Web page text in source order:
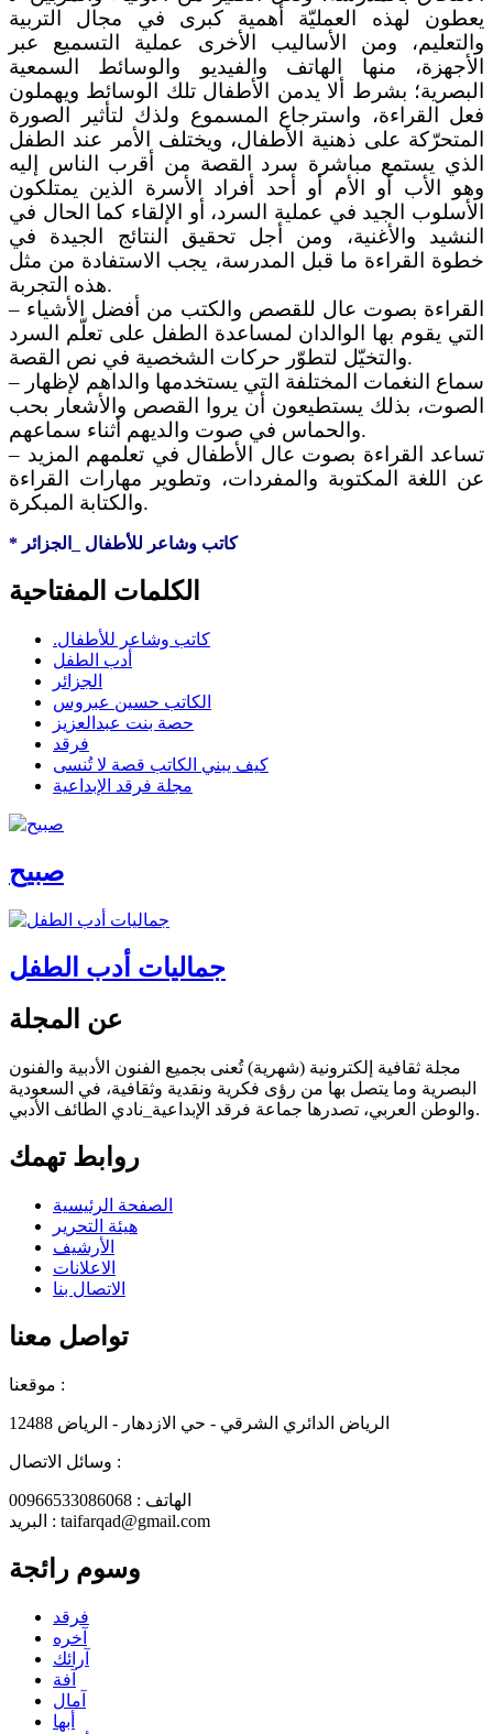
يعطون لهذه العمليّة أهمية كبرى في مجال التربية
والتعليم، ومن الأساليب الأخرى عملية التسميع عبر
الأجهزة، منها الهاتف والفيديو والوسائط السمعية
البصرية؛ بشرط ألا يدمن الأطفال تلك الوسائط ويهملون
فعل القراءة، واسترجاع المسموع ولذك لتأثير الصورة
المتحرّكة على ذهنية الأطفال، ويختلف الأمر عند الطفل
الذي يستمع مباشرة سرد القصة من أقرب الناس إليه
وهو الأب أو الأم أو أحد أفراد الأسرة الذين يمتلكون
الأسلوب الجيد في عملية السرد، أو الإلقاء كما الحال في
النشيد والأغنية، ومن أجل تحقيق النتائج الجيدة في
خطوة القراءة ما قبل المدرسة، يجب الاستفادة من مثل
هذه التجربة.
– القراءة بصوت عال للقصص والكتب من أفضل الأشياء
التي يقوم بها الوالدان لمساعدة الطفل على تعلّم السرد
والتخيّل لتطوّر حركات الشخصية في نص القصة.
– سماع النغمات المختلفة التي يستخدمها والداهم لإظهار
الصوت، بذلك يستطيعون أن يروا القصص والأشعار بحب
والحماس في صوت والديهم أثناء سماعهم.
– تساعد القراءة بصوت عال الأطفال في تعلمهم المزيد
عن اللغة المكتوبة والمفردات، وتطوير مهارات القراءة
والكتابة المبكرة.
* كاتب وشاعر للأطفال _الجزائر
الكلمات المفتاحية
.كاتب وشاعر للأطفال
أدب الطفل
الجزائر
الكاتب حسين عبروس
حصة بنت عبدالعزيز
فرقد
كيف يبني الكاتب قصة لا تُنسى
مجلة فرقد الإبداعية
صبيح
جماليات أدب الطفل
عن المجلة
مجلة ثقافية إلكترونية (شهرية) تُعنى بجميع الفنون الأدبية والفنون
البصرية وما يتصل بها من رؤى فكرية ونقدية وثقافية، في السعودية
والوطن العربي، تصدرها جماعة فرقد الإبداعية_نادي الطائف الأدبي.
روابط تهمك
الصفحة الرئيسية
هيئة التحرير
الأرشيف
الاعلانات
الاتصال بنا
تواصل معنا
موقعنا :
الرياض الدائري الشرقي - حي الازدهار - الرياض 12488
وسائل الاتصال :
الهاتف : 00966533086068
البريد : taifarqad@gmail.com
وسوم رائجة
فرقد
آخره
آرائك
آفة
آمال
أبها